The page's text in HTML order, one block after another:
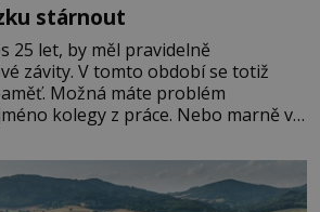
stárnout
25 let, by měl pravidelně
závity. V tomto období se totiž
Možná máte problém
kolegy z práce. Nebo marně v
věkem jako kdyby se paměť
Cvičte